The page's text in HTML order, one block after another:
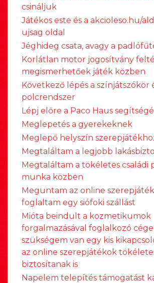
csináljuk
Játékos este és a akcioleso.hu/
ujsag oldal
Jéghideg csata, avagy a
Korlátlan motor jogosítvány
megismerhetőek játék közben
Következő lépés a színjátszókör
polcrendszer
Lépj előre a Paco Haus
Meglepetés a gyerekeknek
Meglepő helyszín
Megtaláltam a legjobb
Megtaláltam a tökéletes családi
munka közben
Meguntam az online
foglaltam egy siófoki szállást
Mióta beindult a kozmetikumok
forgalmazásával foglalkozó
szükségem van egy kis
az online szerepjátékok
biztosítanak is
Napelem telepítés támogatást